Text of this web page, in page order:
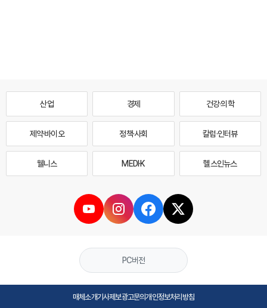
산업 경제 건강·의학
제약·바이오 정책·사회 칼럼·인터뷰
웰니스 MEDI·K 헬스인뉴스
PC버전
매체소개기사제보광고문의개인정보처리방침